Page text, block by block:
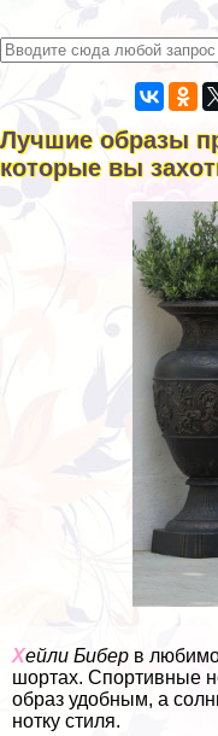
Лучшие образы
которые вы
Хейли Бибер в
шортах. Спортивные
образ удобным, а
нотку стиля.